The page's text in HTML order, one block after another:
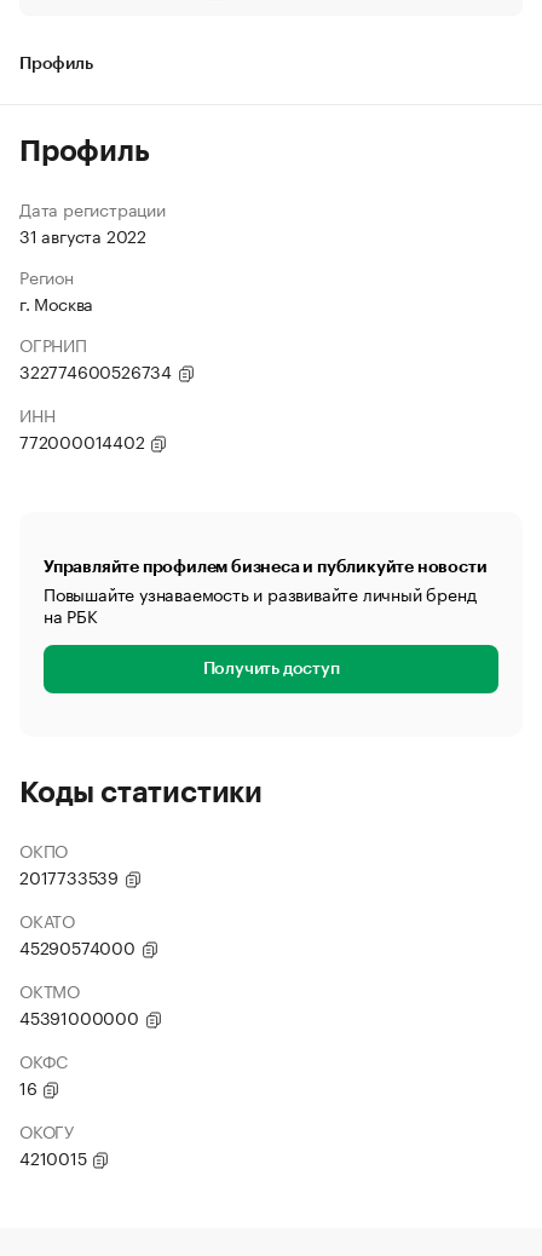
Профиль
Профиль
Дата регистрации
31 августа 2022
Регион
г. Москва
ОГРНИП
322774600526734
ИНН
772000014402
Управляйте профилем бизнеса и публикуйте новости
Повышайте узнаваемость и развивайте личный бренд
на РБК
Получить доступ
Коды статистики
ОКПО
2017733539
ОКАТО
45290574000
ОКТМО
45391000000
ОКФС
16
ОКОГУ
4210015